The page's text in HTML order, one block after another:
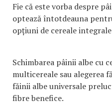
Fie că este vorba despre
optează întotdeauna
opțiuni de cereale
Schimbarea pâinii albe cu
multicereale sau alegerea
făinii albe universale
fibre benefice.